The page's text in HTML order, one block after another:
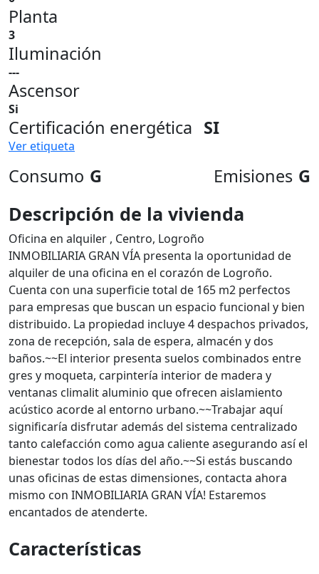
Planta
3
Iluminación
---
Ascensor
Si
Certificación energética SI
Ver etiqueta
Consumo G Emisiones G
Descripción de la vivienda
Oficina en alquiler , Centro, Logroño
INMOBILIARIA GRAN VÍA presenta la oportunidad de
alquiler de una oficina en el corazón de Logroño.
Cuenta con una superficie total de 165 m2 perfectos
para empresas que buscan un espacio funcional y bien
distribuido. La propiedad incluye 4 despachos privados,
zona de recepción, sala de espera, almacén y dos
baños.~~El interior presenta suelos combinados entre
gres y moqueta, carpintería interior de madera y
ventanas climalit aluminio que ofrecen aislamiento
acústico acorde al entorno urbano.~~Trabajar aquí
significaría disfrutar además del sistema centralizado
tanto calefacción como agua caliente asegurando así el
bienestar todos los días del año.~~Si estás buscando
unas oficinas de estas dimensiones, contacta ahora
mismo con INMOBILIARIA GRAN VÍA! Estaremos
encantados de atenderte.
Características